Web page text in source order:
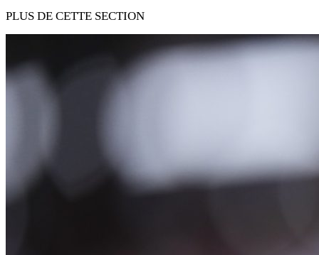
PLUS DE CETTE SECTION